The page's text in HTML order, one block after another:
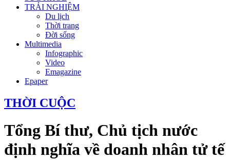
TRẢI NGHIỆM
Du lịch
Thời trang
Đời sống
Multimedia
Infographic
Video
Emagazine
Epaper
THỜI CUỘC
Tổng Bí thư, Chủ tịch nước
định nghĩa về doanh nhân tử tế